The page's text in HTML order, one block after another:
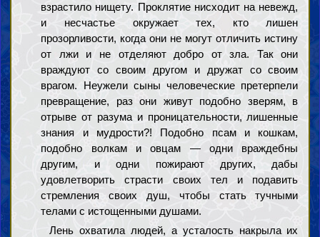
взрастило нищету. Проклятие нисходит на невежд,
и несчастье окружает тех, кто лишен
прозорливости, когда они не могут отличить истину
от лжи и не отделяют добро от зла. Так они
враждуют со своим другом и дружат со своим
врагом. Неужели сыны человеческие претерпели
превращение, раз они живут подобно зверям, в
отрыве от разума и проницательности, лишенные
знания и мудрости?! Подобно псам и кошкам,
подобно волкам и овцам — одни враждебны
другим, и одни пожирают других, дабы
удовлетворить страсти своих тел и подавить
стремления своих душ, чтобы стать тучными
телами с истощенными душами.
Лень охватила людей, а усталость накрыла их